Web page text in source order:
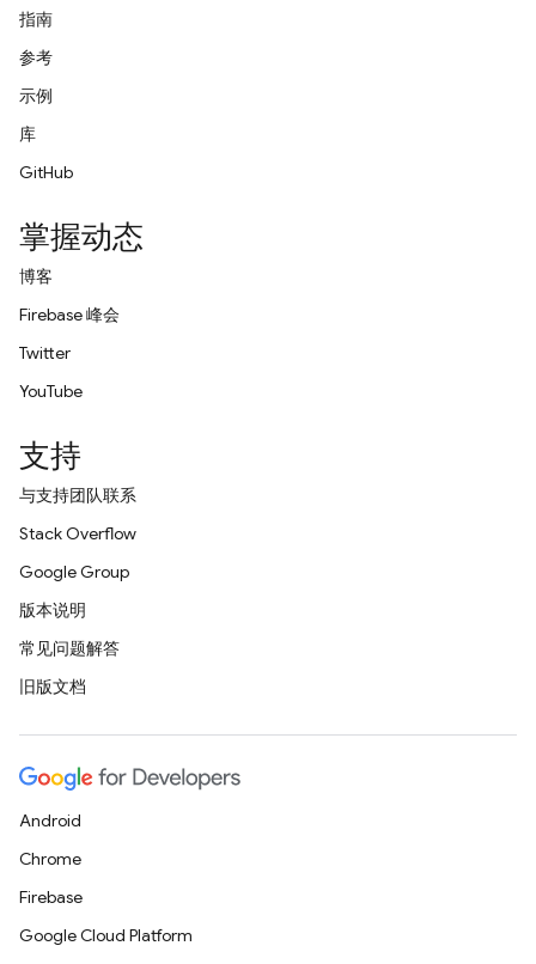
指南
参考
示例
库
GitHub
掌握动态
博客
Firebase 峰会
Twitter
YouTube
支持
与支持团队联系
Stack Overflow
Google Group
版本说明
常见问题解答
旧版文档
Android
Chrome
Firebase
Google Cloud Platform